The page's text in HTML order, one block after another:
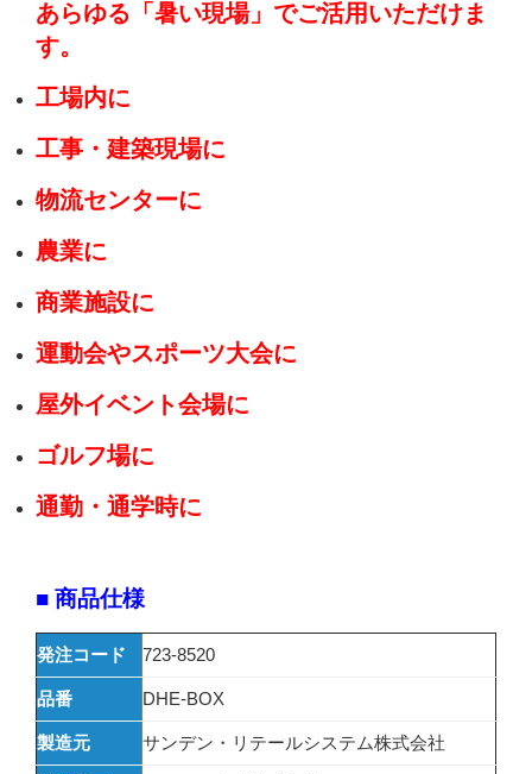
あらゆる「暑い現場」でご活用いただけま
す。
工場内に
工事・建築現場に
物流センターに
農業に
商業施設に
運動会やスポーツ大会に
屋外イベント会場に
ゴルフ場に
通勤・通学時に
■ 商品仕様
発注コード 723-8520
品番 DHE-BOX
製造元 サンデン・リテールシステム株式会社